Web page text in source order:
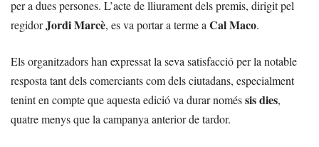
per a dues persones. L’acte de lliurament dels premis, dirigit pel
regidorJordi Marcè, es va portar a terme a Cal Maco.
Els organitzadors han expressat la seva satisfacció per la notable
resposta tant dels comerciants com dels ciutadans, especialment
tenint en compte que aquesta edició va durar noméssis dies,
quatre menys que la campanya anterior de tardor.